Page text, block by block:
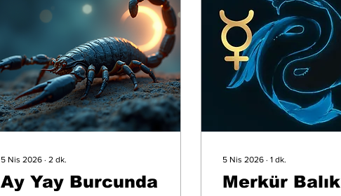
5 Nis 2026 ∙ 2 dk.
Ay Yay Burcunda
5 Nis 2026 ∙ 1 dk.
Merkür Balık